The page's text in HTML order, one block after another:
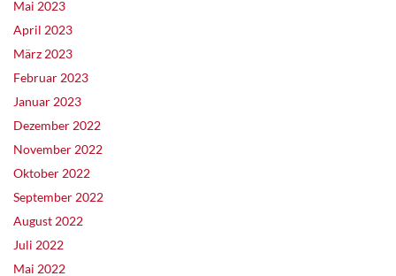
Mai 2023
April 2023
März 2023
Februar 2023
Januar 2023
Dezember 2022
November 2022
Oktober 2022
September 2022
August 2022
Juli 2022
Mai 2022